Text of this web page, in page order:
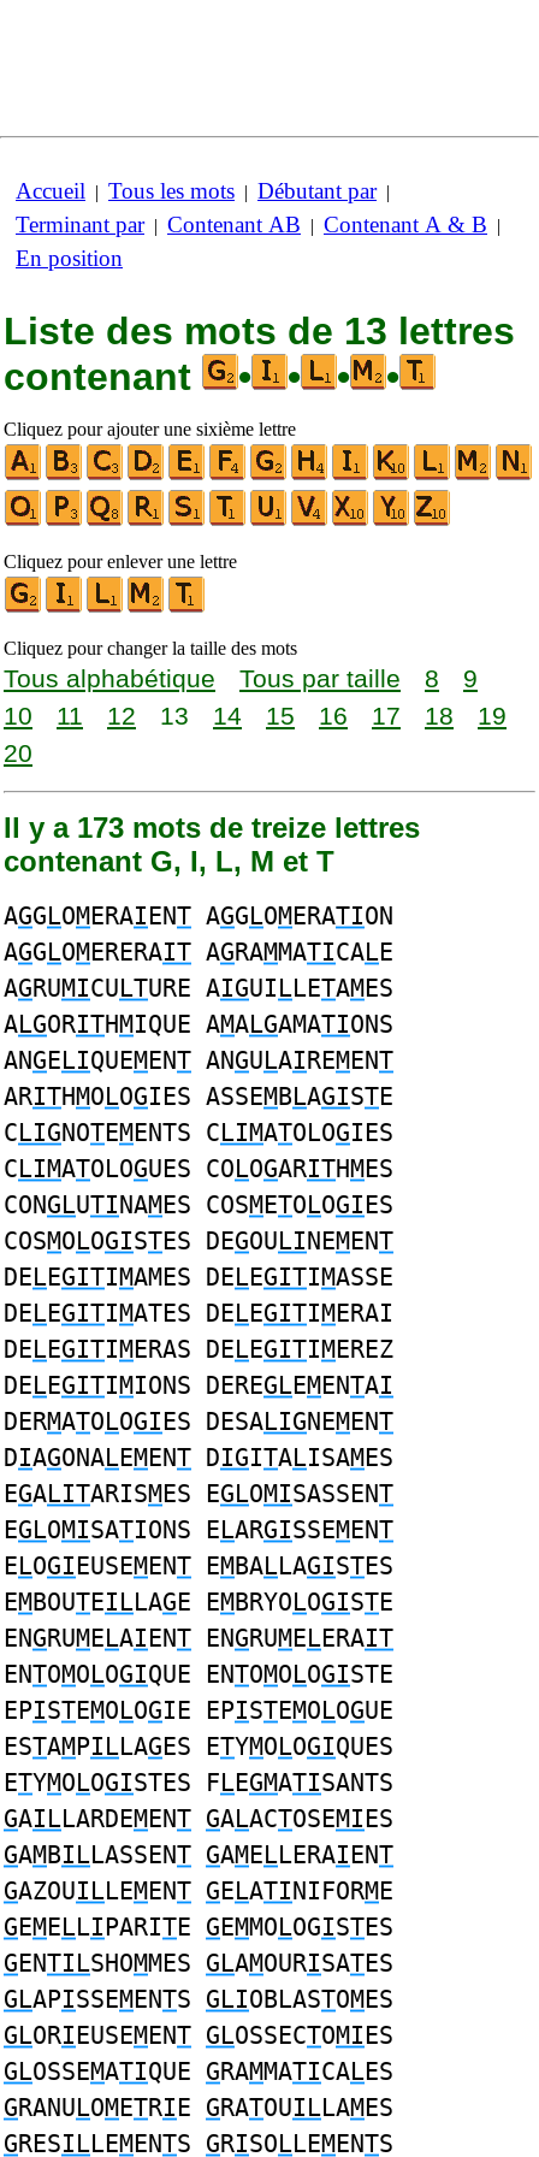
Accueil | Tous les mots | Débutant par|
Terminant par| Contenant AB | Contenant A & B |
En position
Liste des mots de 13 lettres
contenant
• • • •
Cliquez pour ajouter une sixième lettre
Cliquez pour enlever une lettre
Cliquez pour changer la taille des mots
Tous alphabétique Tous par taille 8
9
10
11 12 13 14 15 16 17 18
19
20
Il y a 173 mots de treize lettres
contenant G, I, L, M et T
AGGLOMERAIENT AGGLOMERATION
AGGLOMERERAIT AGRAMMATICALE
AGRUMICULTURE AIGUILLETAMES
ALGORITHMIQUE AMALGAMATIONS
ANGELIQUEMENT ANGULAIREMENT
ARITHMOLOGIES ASSEMBLAGISTE
CLIGNOTEMENTS CLIMATOLOGIES
CLIMATOLOGUES COLOGARITHMES
CONGLUTINAMES COSMETOLOGIES
COSMOLOGISTES DEGOULINEMENT
DELEGITIMAMES DELEGITIMASSE
DELEGITIMATES DELEGITIMERAI
DELEGITIMERAS DELEGITIMEREZ
DELEGITIMIONS DEREGLEMENTAI
DERMATOLOGIES DESALIGNEMENT
DIAGONALEMENT DIGITALISAMES
EGALITARISMES EGLOMISASSENT
EGLOMISATIONS ELARGISSEMENT
ELOGIEUSEMENT EMBALLAGISTES
EMBOUTEILLAGE EMBRYOLOGISTE
ENGRUMELAIENT ENGRUMELERAIT
ENTOMOLOGIQUE ENTOMOLOGISTE
EPISTEMOLOGIE EPISTEMOLOGUE
ESTAMPILLAGES ETYMOLOGIQUES
ETYMOLOGISTES FLEGMATISANTS
GAILLARDEMENT GALACTOSEMIES
GAMBILLASSENT GAMELLERAIENT
GAZOUILLEMENT GELATINIFORME
GEMELLIPARITE GEMMOLOGISTES
GENTILSHOMMES GLAMOURISATES
GLAPISSEMENTS GLIOBLASTOMES
GLORIEUSEMENT GLOSSECTOMIES
GLOSSEMATIQUE GRAMMATICALES
GRANULOMETRIE GRATOUILLAMES
GRESILLEMENTS GRISOLLEMENTS